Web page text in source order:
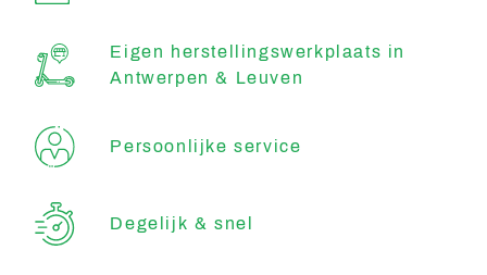
Eigen herstellingswerkplaats in
Antwerpen & Leuven
Persoonlijke service
Degelijk & snel